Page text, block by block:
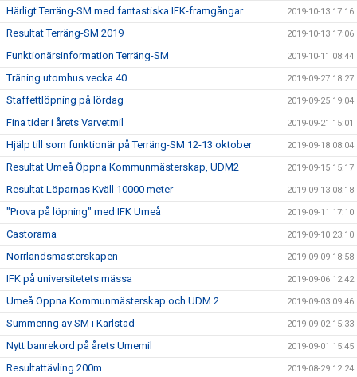
Härligt Terräng-SM med fantastiska IFK-framgångar 2019-10-13 17:16
Resultat Terräng-SM 2019 2019-10-13 17:06
Funktionärsinformation Terräng-SM 2019-10-11 08:44
Träning utomhus vecka 40 2019-09-27 18:27
Staffettlöpning på lördag 2019-09-25 19:04
Fina tider i årets Varvetmil 2019-09-21 15:01
Hjälp till som funktionär på Terräng-SM 12-13 oktober 2019-09-18 08:04
Resultat Umeå Öppna Kommunmästerskap, UDM2 2019-09-15 15:17
Resultat Löparnas Kväll 10000 meter 2019-09-13 08:18
"Prova på löpning" med IFK Umeå 2019-09-11 17:10
Castorama 2019-09-10 23:10
Norrlandsmästerskapen 2019-09-09 18:58
IFK på universitetets mässa 2019-09-06 12:42
Umeå Öppna Kommunmästerskap och UDM 2 2019-09-03 09:46
Summering av SM i Karlstad 2019-09-02 15:33
Nytt banrekord på årets Umemil 2019-09-01 15:45
Resultattävling 200m 2019-08-29 12:24